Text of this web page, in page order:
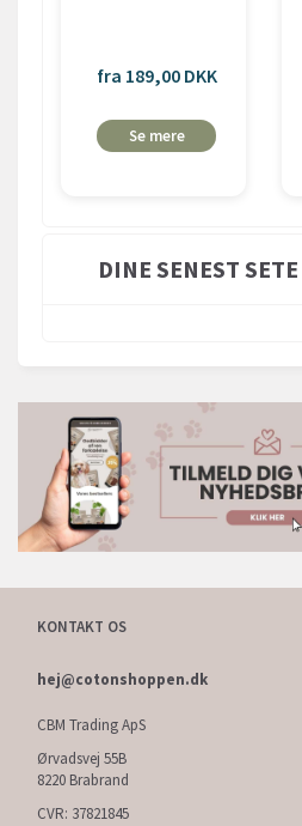
fra 189,00 DKK
Se mere
DINE SENEST
KONTAKT OS
hej@cotonshoppen.dk
CBM Trading ApS
Ørvadsvej 55B
8220 Brabrand
CVR: 37821845